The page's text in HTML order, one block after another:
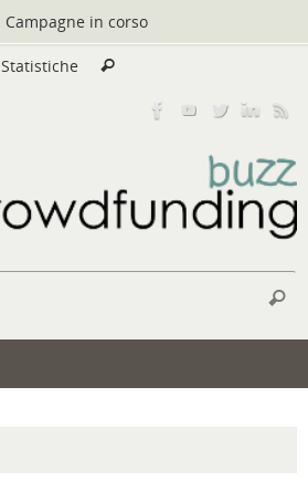
Campagne in corso
Statistiche Cerca
Cerca